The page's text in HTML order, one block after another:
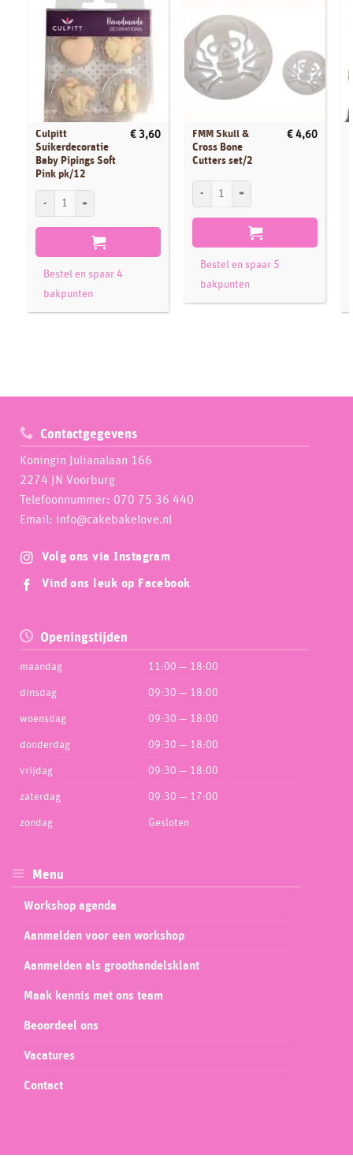
Culpitt
Suikerdecoratie
Baby Pipings Soft
Pink pk/12
€ 3,60
Culpitt Suikerdecoratie Baby Pipings Soft Pink pk/12 aantal
Bestel en spaar 4
bakpunten
FMM Skull &
Cross Bone
Cutters set/2
€ 4,60
FMM Skull & Cross Bone Cutters set/2
Bestel en spaar 5
bakpunten
Contactgegevens
Koningin Julianalaan 166
2274 JN Voorburg
Telefoonnummer: 070 75 36 440
Email: info@cakebakelove.nl
Volg ons via Instagram
Vind ons leuk op Facebook
Openingstijden
maandag 11:00 — 18:00
dinsdag 09:30 — 18:00
woensdag 09:30 — 18:00
donderdag 09:30 — 18:00
vrijdag 09:30 — 18:00
zaterdag 09:30 — 17:00
zondag Gesloten
Menu
Workshop agenda
Aanmelden voor een workshop
Aanmelden als groothandelsklant
Maak kennis met ons team
Beoordeel ons
Vacatures
Contact